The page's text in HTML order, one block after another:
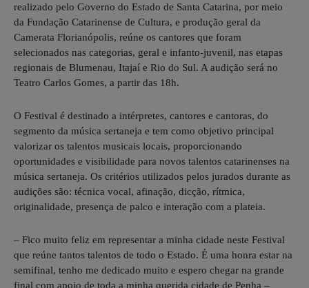
realizado pelo Governo do Estado de Santa Catarina, por meio
da Fundação Catarinense de Cultura, e produção geral da
Camerata Florianópolis, reúne os cantores que foram
selecionados nas categorias, geral e infanto-juvenil, nas etapas
regionais de Blumenau, Itajaí e Rio do Sul. A audição será no
Teatro Carlos Gomes, a partir das 18h.
O Festival é destinado a intérpretes, cantores e cantoras, do
segmento da música sertaneja e tem como objetivo principal
valorizar os talentos musicais locais, proporcionando
oportunidades e visibilidade para novos talentos catarinenses na
música sertaneja. Os critérios utilizados pelos jurados durante as
audições são: técnica vocal, afinação, dicção, rítmica,
originalidade, presença de palco e interação com a plateia.
– Fico muito feliz em representar a minha cidade neste Festival
que reúne tantos talentos de todo o Estado. É uma honra estar na
semifinal, tenho me dedicado muito e espero chegar na grande
final com apoio de toda a minha querida cidade de Penha –